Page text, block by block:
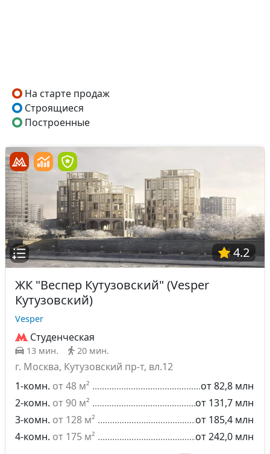
На старте продаж
Строящиеся
Построенные
4.2
ЖК "Веспер Кутузовский" (Vesper
Кутузовский)
Vesper
Студенческая
13 мин. 20 мин.
г. Москва, Кутузовский пр-т, вл.12
1-комн. от 48 м²
от 82,8 млн
2-комн. от 90 м²
от 131,7 млн
3-комн. от 128 м²
от 185,4 млн
4-комн. от 175 м² от 242,0 млн